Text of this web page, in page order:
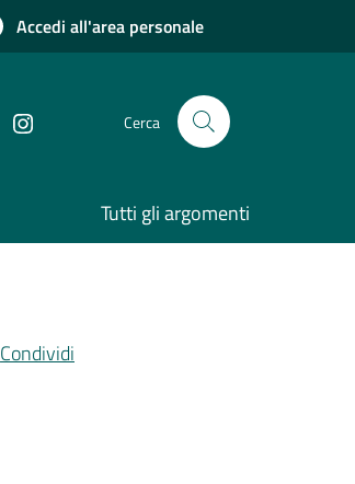
Accedi all'area personale
Cerca
Tutti gli argomenti
Condividi